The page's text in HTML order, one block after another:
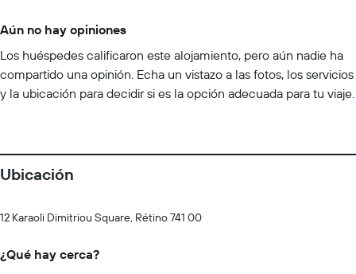
Aún no hay opiniones
Los huéspedes calificaron este alojamiento, pero aún nadie ha
compartido una opinión. Echa un vistazo a las fotos, los servicios
y la ubicación para decidir si es la opción adecuada para tu viaje.
Ubicación
12 Karaoli Dimitriou Square, Rétino 741 00
¿Qué hay cerca?